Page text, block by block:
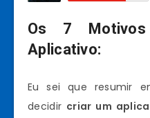
Os 7
Aplicativo:
Eu sei que resumir
decidir criar um